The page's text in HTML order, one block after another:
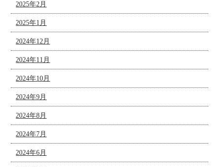
2025年2月
2025年1月
2024年12月
2024年11月
2024年10月
2024年9月
2024年8月
2024年7月
2024年6月